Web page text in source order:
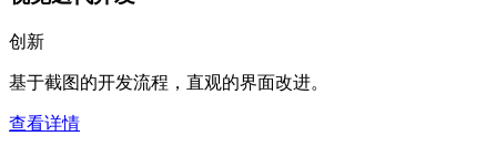
创新
基于截图的开发流程，直观的界面改进。
查看详情